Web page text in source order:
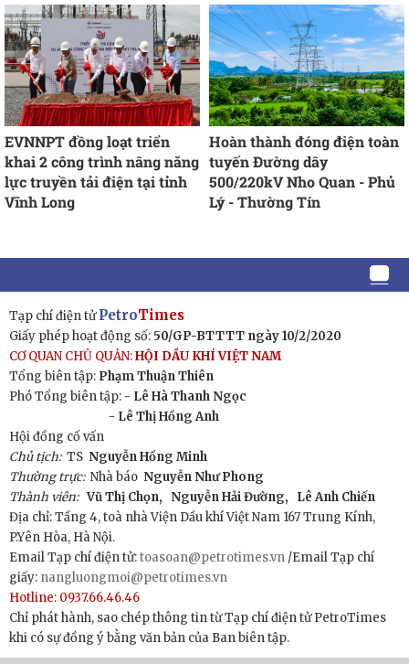
EVNNPT đồng loạt triển
khai 2 công trình nâng năng
lực truyền tải điện tại tỉnh
Vĩnh Long
Hoàn thành đóng điện toàn
tuyến Đường dây
500/220kV Nho Quan - Phủ
Lý - Thường Tín
Tạp chí điện tửPetroTimes
Giấy phép hoạt động số: 50/GP-BTTTT ngày 10/2/2020
CƠ QUAN CHỦ QUẢN:HỘI DẦU KHÍ VIỆT NAM
Tổng biên tập: Phạm Thuận Thiên
Phó Tổng biên tập: - Lê Hà Thanh Ngọc
- Lê Thị Hồng Anh
Hội đồng cố vấn
Chủ tịch:TS Nguyễn Hồng Minh
Thường trực: Nhà báo Nguyễn Như Phong
Thành viên: Vũ Thị Chọn, Nguyễn Hải Đường,
Lê Anh Chiến
Địa chỉ: Tầng 4, toà nhà Viện Dầu khí Việt Nam 167 Trung Kính,
P.Yên Hòa, Hà Nội.
Email Tạp chí điện tử:toasoan@petrotimes.vn /Email Tạp chí
giấy: nangluongmoi@petrotimes.vn
Hotline: 0937.66.46.46
Chỉ phát hành, sao chép thông tin từ Tạp chí điện tử PetroTimes
khi có sự đồng ý bằng văn bản của Ban biên tập.